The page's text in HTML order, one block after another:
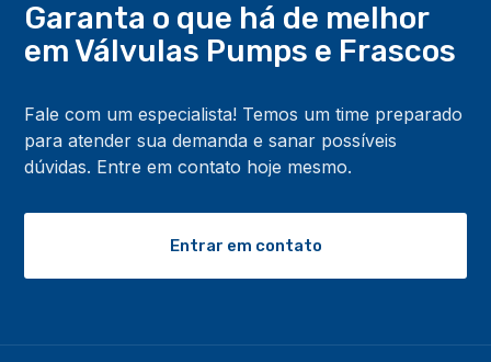
Garanta o que há de melhor
em Válvulas Pumps e Frascos
Fale com um especialista! Temos um time preparado
para atender sua demanda e sanar possíveis
dúvidas. Entre em contato hoje mesmo.
Entrar em contato